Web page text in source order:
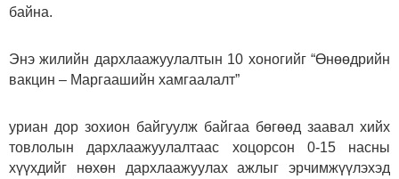
байна.
Энэ жилийн дархлаажуулалтын 10 хоногийг “Өнөөдрийн
вакцин – Маргаашийн хамгаалалт”
уриан дор зохион байгуулж байгаа бөгөөд заавал хийх
товлолын дархлаажуулалтаас хоцорсон 0-15 насны
хүүхдийг нөхөн дархлаажуулах ажлыг эрчимжүүлэхэд